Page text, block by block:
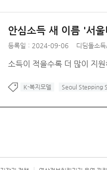
안심소득 새 이름 '서
등록일 : 2024-09-06 디딤돌소득
소득이 적을수록 더 많이 지
K-복지모델 Seoul Stepping